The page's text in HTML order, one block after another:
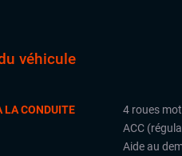
véhicule
LA CONDUITE
4 roues
ACC
Aide au